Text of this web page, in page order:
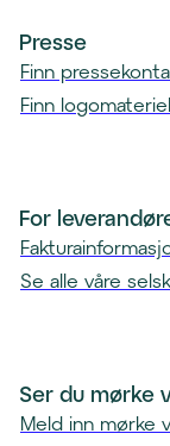
Presse
Finn
Finn
For
Se alle våre
Ser du mørke
Meld inn mørke